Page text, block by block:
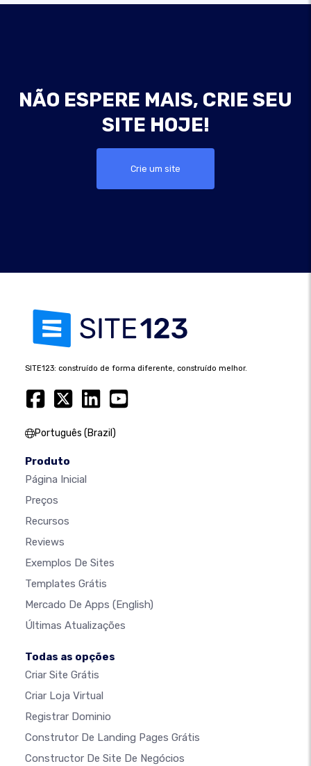
NÃO ESPERE MAIS, CRIE SEU
SITE HOJE!
Crie um site
SITE123: construído de forma diferente, construído melhor.
Português (Brazil)
Produto
Página Inicial
Preços
Recursos
Reviews
Exemplos De Sites
Templates Grátis
Mercado De Apps (English)
Últimas Atualizações
Todas as opções
Criar Site Grátis
Criar Loja Virtual
Registrar Dominio
Construtor De Landing Pages Grátis
Constructor De Site De Negócios